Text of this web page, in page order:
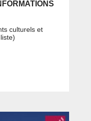
culturels et